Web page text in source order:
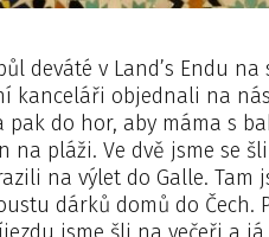
deváté v Land’s Endu
kanceláři objednali na
do hor, aby máma s
pláži. Ve dvě jsme se
na výlet do Galle. Tam
dárků domů do Čech.